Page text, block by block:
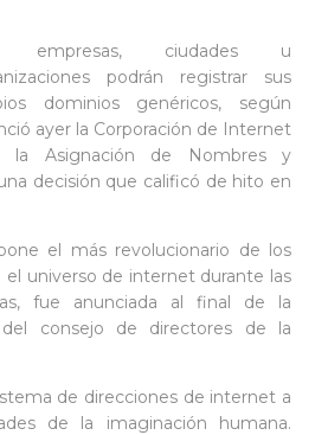
empresas, ciudades u
podrán registrar sus
dominios genéricos, según
ayer la Corporación de Internet
la Asignación de Nombres y
decisión que calificó de hito en
el más revolucionario de los
el universo de internet durante las
fue anunciada al final de la
consejo de directores de la
de direcciones de internet a
de la imaginación humana.